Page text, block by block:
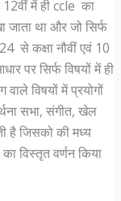
12वीं में ही ccle का
था और जो सिर्फ
से कक्षा नौवीं एवं 10
पर सिर्फ विषयों में ही
वाले विषयों में प्रयोगों
सभा, संगीत, खेल
है जिसको की मध्य
वर्णन किया